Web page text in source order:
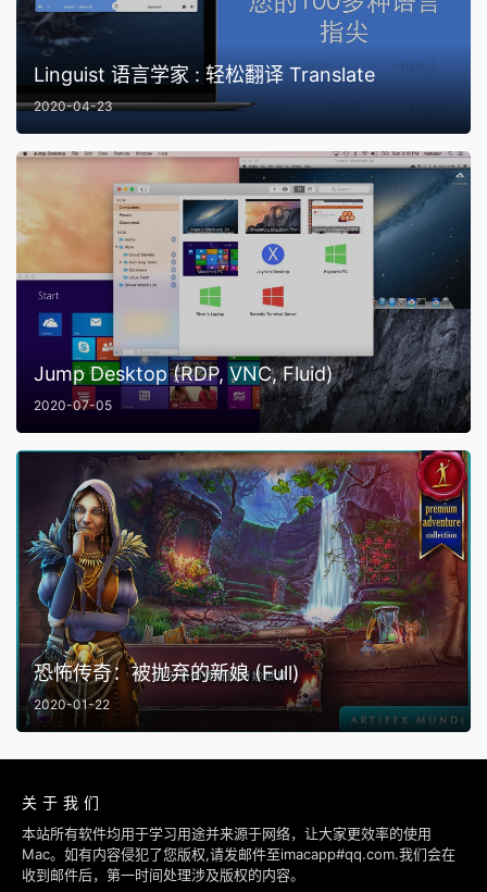
Linguist 语言学家 : 轻松翻译 Translate
2020-04-23
Jump Desktop (RDP, VNC, Fluid)
2020-07-05
恐怖传奇：被抛弃的新娘 (Full)
2020-01-22
关于我们
本站所有软件均用于学习用途并来源于网络，让大家更效率的使用
Mac。如有内容侵犯了您版权,请发邮件至imacapp#qq.com.我们会在
收到邮件后，第一时间处理涉及版权的内容。